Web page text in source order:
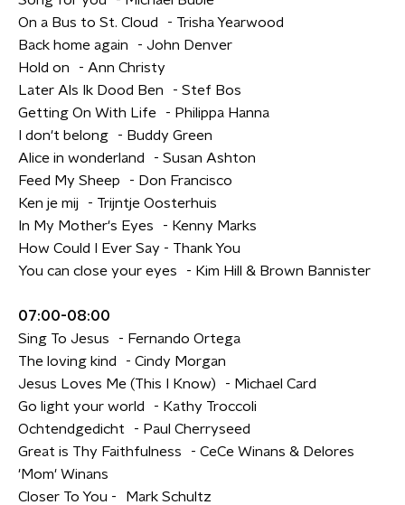
On a Bus to St. Cloud - Trisha Yearwood
Back home again - John Denver
Hold on - Ann Christy
Later Als Ik Dood Ben - Stef Bos
Getting On With Life - Philippa Hanna
I don't belong - Buddy Green
Alice in wonderland - Susan Ashton
Feed My Sheep - Don Francisco
Ken je mij - Trijntje Oosterhuis
In My Mother's Eyes - Kenny Marks
How Could I Ever Say - Thank You
You can close your eyes - Kim Hill & Brown Bannister
07:00-08:00
Sing To Jesus - Fernando Ortega
The loving kind - Cindy Morgan
Jesus Loves Me (This I Know) - Michael Card
Go light your world - Kathy Troccoli
Ochtendgedicht - Paul Cherryseed
Great is Thy Faithfulness - CeCe Winans & Delores
'Mom' Winans
Closer To You - Mark Schultz